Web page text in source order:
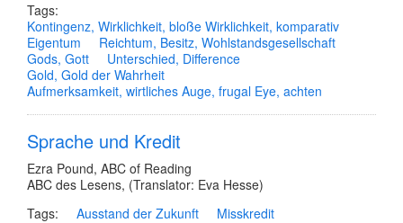
Tags:
Kontingenz, Wirklichkeit, bloße Wirklichkeit, komparativ
Eigentum
Reichtum, Besitz, Wohlstandsgesellschaft
Gods, Gott
Unterschied, Difference
Gold, Gold der Wahrheit
Aufmerksamkeit, wirtliches Auge, frugal Eye, achten
Sprache und Kredit
Ezra Pound, ABC of Reading
ABC des Lesens, (Translator: Eva Hesse)
Tags:
Ausstand der Zukunft Misskredit